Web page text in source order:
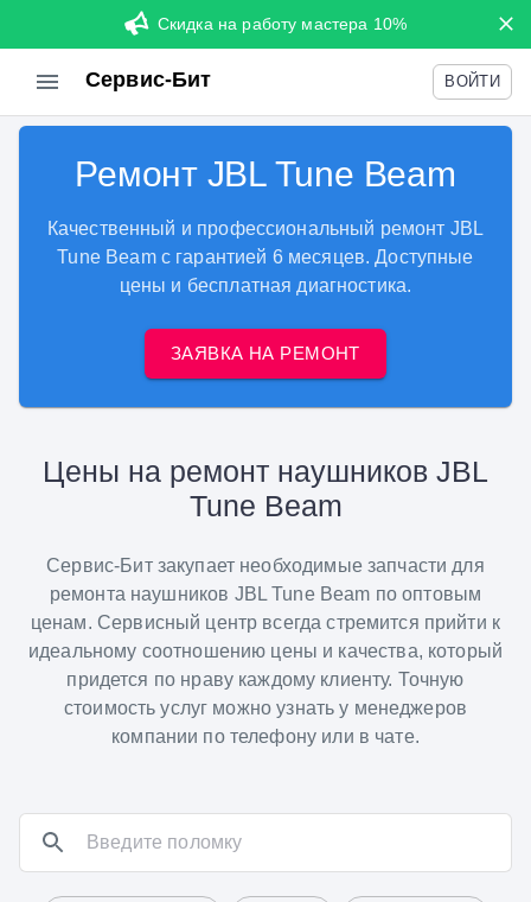
Скидка на работу мастера 10%
Сервис-Бит ВОЙТИ
Ремонт JBL Tune Beam
Качественный и профессиональный ремонт JBL
Tune Beam с гарантией 6 месяцев. Доступные
цены и бесплатная диагностика.
ЗАЯВКА НА РЕМОНТ
Цены на ремонт наушников JBL
Tune Beam
Сервис-Бит закупает необходимые запчасти для
ремонта наушников JBL Tune Beam по оптовым
ценам. Сервисный центр всегда стремится прийти к
идеальному соотношению цены и качества, который
придется по нраву каждому клиенту. Точную
стоимость услуг можно узнать у менеджеров
компании по телефону или в чате.